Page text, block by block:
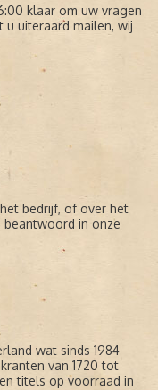
klaar om uw vragen
uiteraard mailen, wij
bedrijf, of over het
in onze
wat sinds 1984
van 1720 tot
titels op voorraad in